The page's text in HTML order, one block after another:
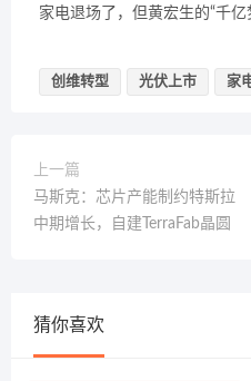
家电退场了，但黄宏生的“千亿
创维转型 光伏上市 家
上一篇
马斯克：芯片产能制约特斯拉
中期增长，自建TerraFab晶圆
猜你喜欢